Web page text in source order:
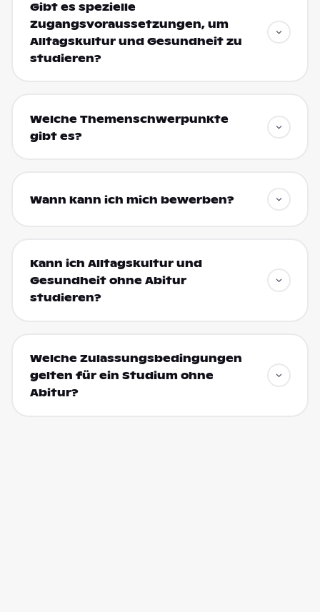
Gibt es spezielle
Zugangsvoraussetzungen, um
Alltagskultur und Gesundheit zu
studieren?
Welche Themenschwerpunkte
gibt es?
Wann kann ich mich bewerben?
Kann ich Alltagskultur und
Gesundheit ohne Abitur
studieren?
Welche Zulassungsbedingungen
gelten für ein Studium ohne
Abitur?